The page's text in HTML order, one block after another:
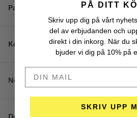
Parfymhus Perfume
Komplexitet Lätt komplex
Noter
PÅ DITT
Skriv upp dig på vårt
del av erbjudanden och
direkt i din inkorg. När du
bjuder vi dig på 10% på
SKRIV UPP